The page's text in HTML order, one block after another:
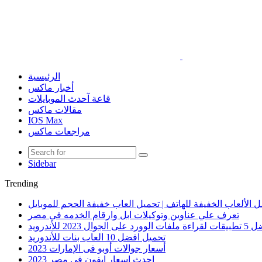
الرئيسية
أخبار ماكس
قاعة آحدث الموبايلات
مقالات ماكس
IOS Max
مراجعات ماكس
Sidebar
Trending
الألعاب الخفيفة للهاتف | تحميل العاب خفيفة الحجم للموبايل
تعرف علي عناوين وتوكيلات ابل وارقام الخدمه في مصر
على الجوال 2023 للأندرويد
تحميل افضل 10 العاب بنات للأندوريد
أسعار جوالات أوبو فى الإمارات 2023
احدث اسعار ايفون في مصر 2023